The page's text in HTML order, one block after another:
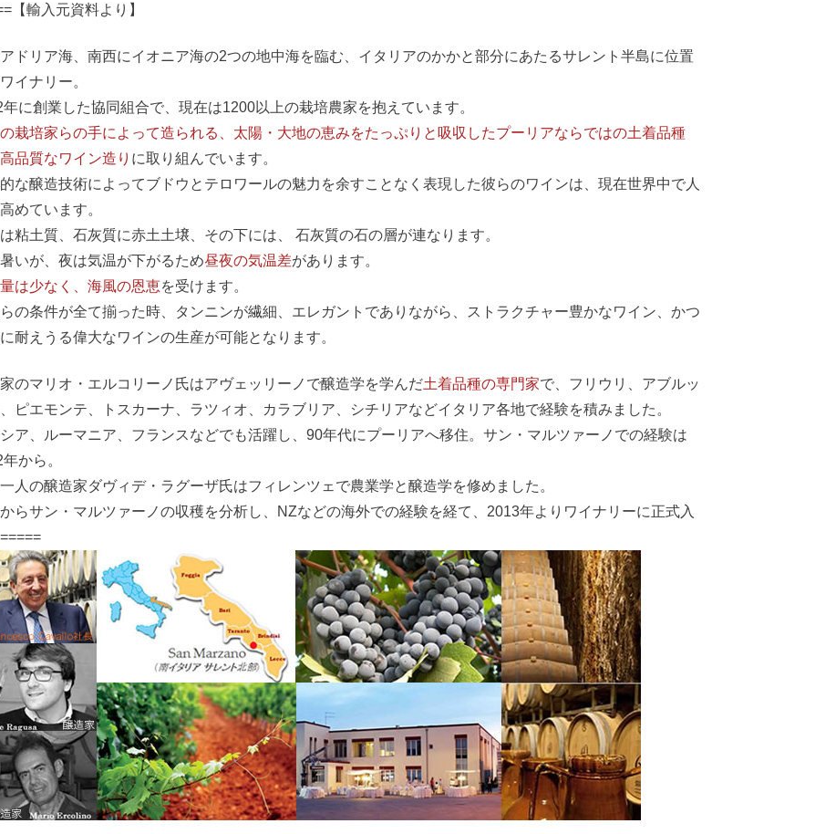
【輸入元資料より】
ドリア海、南西にイオニア海の2つの地中海を臨む、イタリアのかかと部分にあたるサレント半島に位置
イナリー。
年に創業した協同組合で、現在は1200以上の栽培農家を抱えています。
栽培家らの手によって造られる、太陽・大地の恵みをたっぷりと吸収したプーリアならではの土着品種
品質なワイン造り に取り組んでいます。
な醸造技術によってブドウとテロワールの魅力を余すことなく表現した彼らのワインは、現在世界中で人
めています。
粘土質、石灰質に赤土土壌、その下には、 石灰質の石の層が連なります。
いが、夜は気温が下がるため昼夜の気温差があります。
は少なく、海風の恩恵を受けます。
の条件が全て揃った時、タンニンが繊細、エレガントでありながら、ストラクチャー豊かなワイン、かつ
耐えうる偉大なワインの生産が可能となります。
のマリオ・エルコリーノ氏はアヴェッリーノで醸造学を学んだ土着品種の専門家で、フリウリ、アブルッ
ピエモンテ、トスカーナ、ラツィオ、カラブリア、シチリアなどイタリア各地で経験を積みました。
ア、ルーマニア、フランスなどでも活躍し、90年代にプーリアへ移住。サン・マルツァーノでの経験は
から。
人の醸造家ダヴィデ・ラグーザ氏はフィレンツェで農業学と醸造学を修めました。
らサン・マルツァーノの収穫を分析し、NZなどの海外での経験を経て、2013年よりワイナリーに正式入